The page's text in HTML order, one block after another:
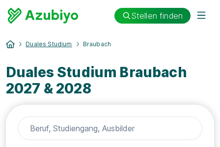
Stellen finden
Duales Studium Braubach
Duales Studium Braubach
2027 & 2028